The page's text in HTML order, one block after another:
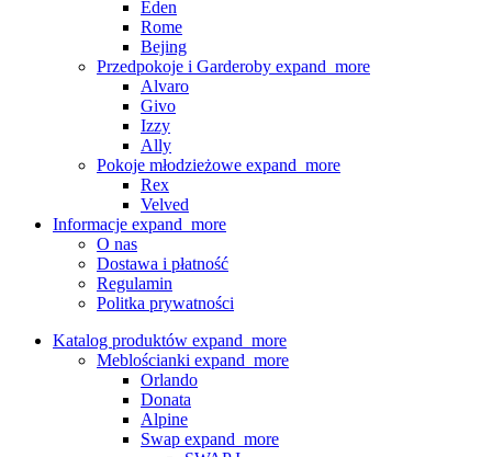
Eden
Rome
Bejing
Przedpokoje i Garderoby expand_more
Alvaro
Givo
Izzy
Ally
Pokoje młodzieżowe expand_more
Rex
Velved
Informacje expand_more
O nas
Dostawa i płatność
Regulamin
Politka prywatności
Katalog produktów expand_more
Meblościanki expand_more
Orlando
Donata
Alpine
Swap expand_more